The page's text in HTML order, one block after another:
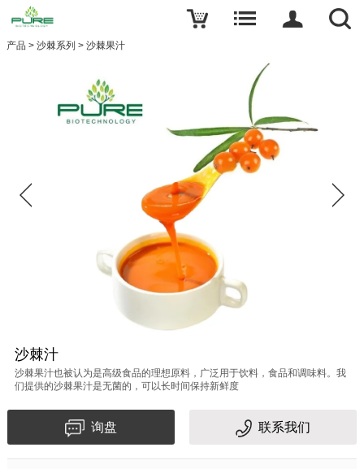
产品 > 沙棘系列 > 沙棘果汁
沙棘汁
沙棘果汁也被认为是高级食品的理想原料，广泛用于饮料，食品和调味料。我
们提供的沙棘果汁是无菌的，可以长时间保持新鲜度
询盘 联系我们